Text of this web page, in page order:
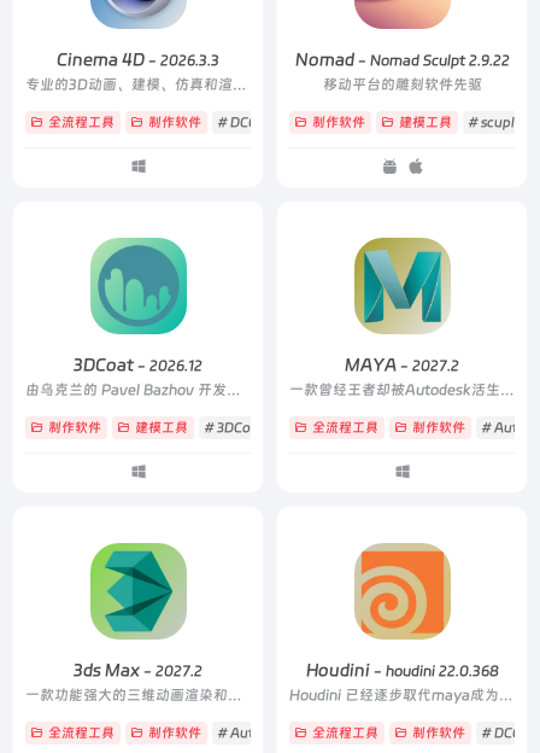
Cinema 4D - 2026.3.3
专业的3D动画、建模、仿真和渲染软件解决方案
全流程工具 制作软件 # DCC # maxon # 全流程
Nomad- Nomad Sculpt 2.9.22
移动平台的雕刻软件先驱
制作软件 建模工具 # scuplt
3DCoat - 2026.12
由乌克兰的 Pavel Bazhov 开发的雕刻软件
制作软件 建模工具 # 3DCoat # pbr # 建模
MAYA - 2027.2
一款曾经王者却被Autodesk活生生作掉的三维制作软件，虽然日落西山但依然是主流制作软件
全流程工具 制作软件 #
3ds Max - 2027.2
一款功能强大的三维动画渲染和制作软件
全流程工具 制作软件 # Autodesk # DCC # 全流程
Houdini- houdini 22.0.368
Houdini 已经逐步取代maya成为最好的全流程DCC软件
全流程工具 制作软件 # DCC